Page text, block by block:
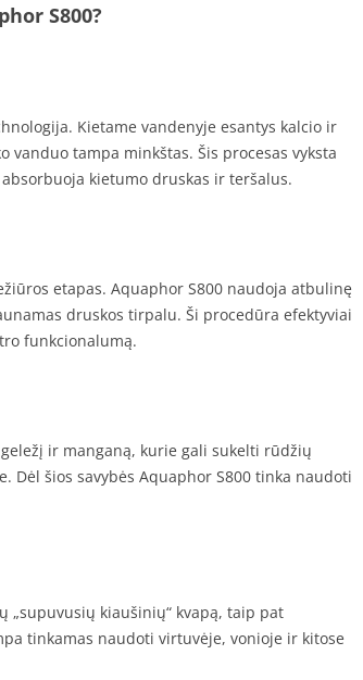
S800?
Kietame vandenyje esantys kalcio ir
tampa minkštas. Šis procesas vyksta
kietumo druskas ir teršalus.
etapas. Aquaphor S800 naudoja atbulinę
druskos tirpalu. Ši procedūra efektyviai
funkcionalumą.
ir manganą, kurie gali sukelti rūdžių
Dėl šios savybės Aquaphor S800 tinka naudoti
„supuvusių kiaušinių“ kvapą, taip pat
tinkamas naudoti virtuvėje, vonioje ir kitose